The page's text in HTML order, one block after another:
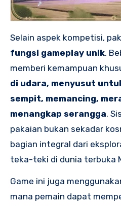
Selain aspek kompetisi,
fungsi gameplay unik.
memberi kemampuan
di udara, menyusut
sempit, memancing,
menangkap serangga.
pakaian bukan sekadar
bagian integral dari
teka-teki di dunia terbuka
Game ini juga
mana pemain dapat